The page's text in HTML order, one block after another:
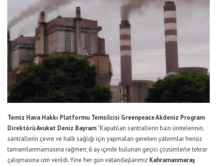
Temiz Hava Hakkı Platformu Temsilcisi Greenpeace Akdeniz Program
Direktörü Avukat Deniz Bayram“Kapatılan santrallerin bazı ünitelerinin,
santrallerin çevre ve halk sağlığı için yapmaları gereken yatırımlar henüz
tamamlanmamasına rağmen; 6 ay içinde bulunan geçici çözümlerle tekrar
çalışmasına izin verildi. Yine her gün vatandaşlarımız Kahramanmaraş